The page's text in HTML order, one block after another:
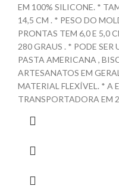
EM 100% SILICONE. *
14,5 CM . * PESO DO
PRONTAS TEM 6,0 E 5,0
280 GRAUS . * PODE
PASTA AMERICANA ,
ARTESANATOS EM
MATERIAL FLEXÍVEL. * A
TRANSPORTADORA EM